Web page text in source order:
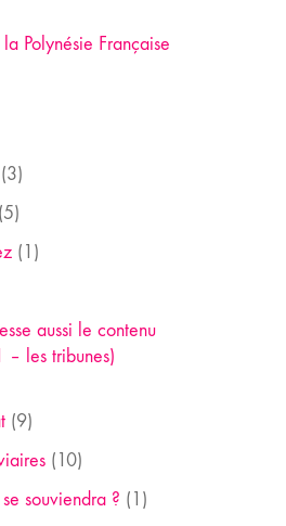
Polynésie Française
(1)
aussi le contenu
– les tribunes)
(9)
(10)
souviendra ? (1)